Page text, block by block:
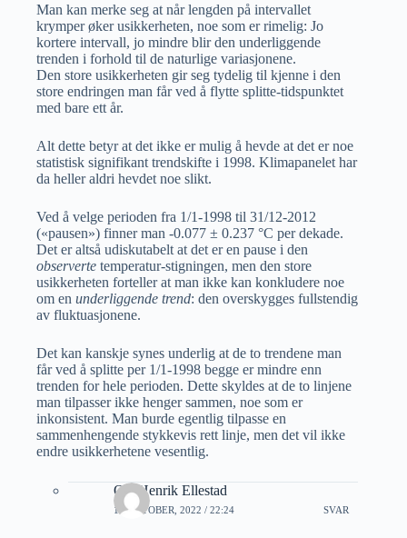
Man kan merke seg at når lengden på intervallet
krymper øker usikkerheten, noe som er rimelig: Jo
kortere intervall, jo mindre blir den underliggende
trenden i forhold til de naturlige variasjonene.
Den store usikkerheten gir seg tydelig til kjenne i den
store endringen man får ved å flytte splitte-tidspunktet
med bare ett år.
Alt dette betyr at det ikke er mulig å hevde at det er noe
statistisk signifikant trendskifte i 1998. Klimapanelet har
da heller aldri hevdet noe slikt.
Ved å velge perioden fra 1/1-1998 til 31/12-2012
(«pausen») finner man -0.077 ± 0.237 °C per dekade.
Det er altså udiskutabelt at det er en pause i den
observerte temperatur-stigningen, men den store
usikkerheten forteller at man ikke kan konkludere noe
om en underliggende trend: den overskygges fullstendig
av fluktuasjonene.
Det kan kanskje synes underlig at de to trendene man
får ved å splitte per 1/1-1998 begge er mindre enn
trenden for hele perioden. Dette skyldes at de to linjene
man tilpasser ikke henger sammen, noe som er
inkonsistent. Man burde egentlig tilpasse en
sammenhengende stykkevis rett linje, men det vil ikke
endre usikkerhetene vesentlig.
Ole Henrik Ellestad
18 OKTOBER, 2022 / 22:24 SVAR